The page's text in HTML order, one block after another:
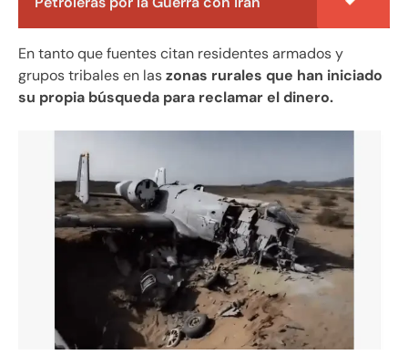
En tanto que fuentes citan residentes armados y
grupos tribales en laszonas rurales que han iniciado
su propia búsqueda para reclamar el dinero.